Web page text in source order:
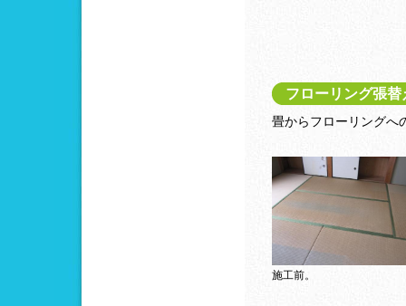
フローリング張替
畳からフローリングへ
施工前。